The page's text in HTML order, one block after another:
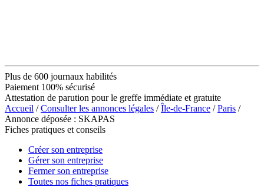
Plus de 600 journaux habilités
Paiement 100% sécurisé
Attestation de parution pour le greffe immédiate et gratuite
Accueil /Consulter les annonces légales /Île-de-France /Paris /
Annonce déposée : SKAPAS
Fiches pratiques et conseils
Créer son entreprise
Gérer son entreprise
Fermer son entreprise
Toutes nos fiches pratiques